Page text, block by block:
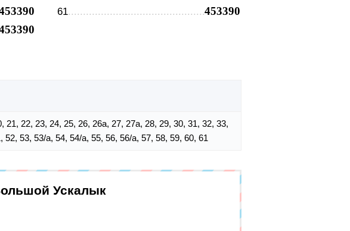
61 453390
21, 22, 23, 24, 25, 26, 26а, 27, 27а, 28, 29, 30, 31, 32, 33,
53, 53/а, 54, 54/а, 55, 56, 56/а, 57, 58, 59, 60, 61
Ускалык